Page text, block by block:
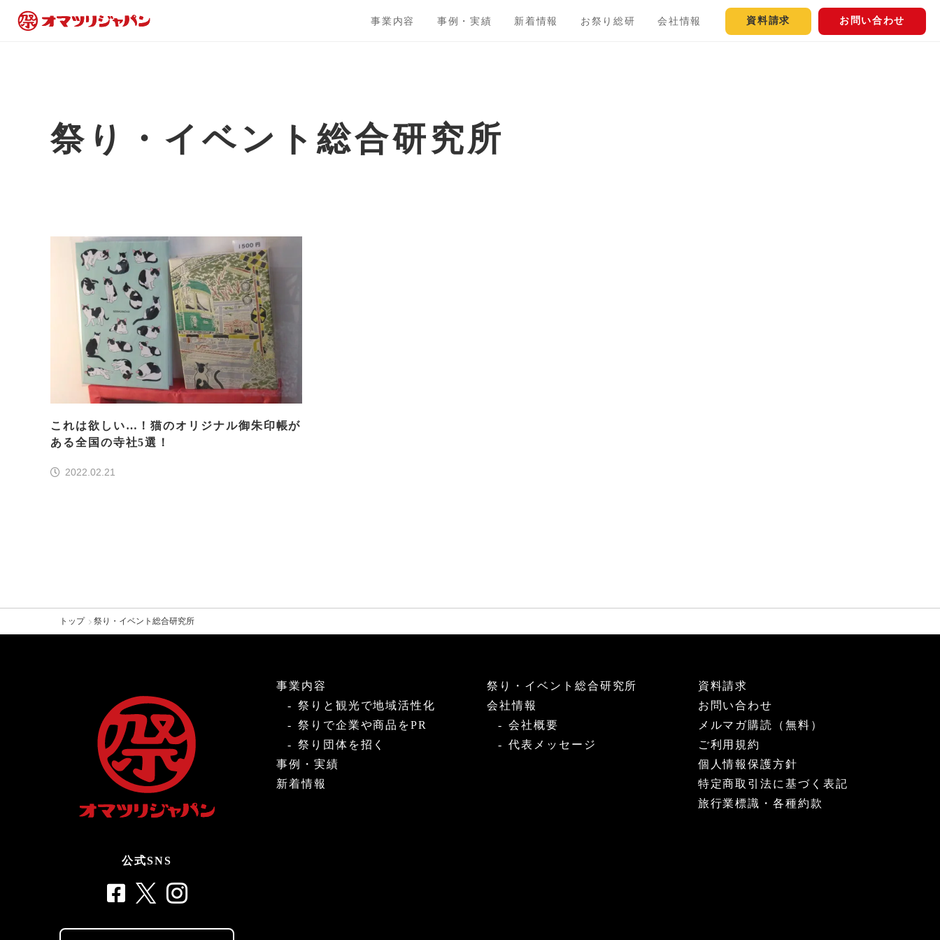
事業内容 事例・実績 新着情報 お祭り総研 会社情報 資料請求 お問い合わせ
祭り・イベント総合研究所
これは欲しい…！猫のオリジナル御朱印帳が
ある全国の寺社5選！
2022.02.21
トップ 祭り・イベント総合研究所
公式SNS
事業内容
祭りと観光で地域活性化
祭りで企業や商品をPR
祭り団体を招く
事例・実績
新着情報
祭り・イベント総合研究所
会社情報
会社概要
代表メッセージ
資料請求
お問い合わせ
メルマガ購読（無料）
ご利用規約
個人情報保護方針
特定商取引法に基づく表記
旅行業標識・各種約款